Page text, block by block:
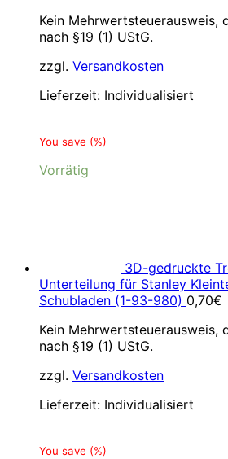
Kein Mehrwertsteuerausweis,
nach §19 (1) UStG.
zzgl. Versandkosten
Lieferzeit: Individualisiert
You save (%)
Vorrätig
3D-gedruckte
Unterteilung für Stanley
Schubladen (1-93-980) 0,70€
Kein Mehrwertsteuerausweis,
nach §19 (1) UStG.
zzgl. Versandkosten
Lieferzeit: Individualisiert
You save (%)